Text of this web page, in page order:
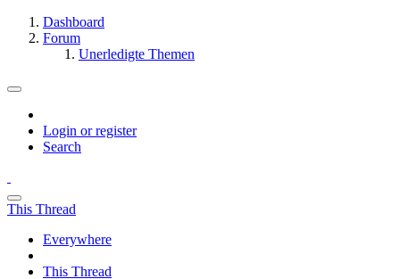
Dashboard
Forum
Unerledigte Themen
Login or register
Search
This Thread
Everywhere
This Thread